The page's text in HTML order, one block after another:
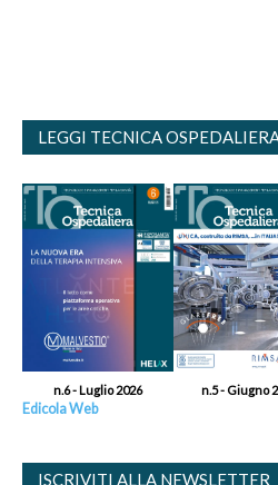
LEGGI TECNICA
n.6 - Luglio 2026 n.5 - Giugno
Edicola Web
ISCRIVITI ALLA NEWSLETTER